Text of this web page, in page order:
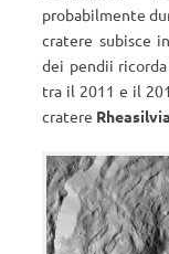
probabilmente
cratere subisce
dei pendii
tra il 2011 e il
cratere Rheasilvia